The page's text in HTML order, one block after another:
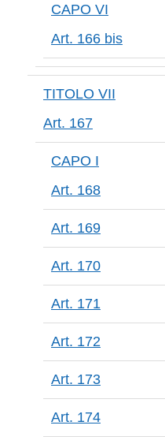
CAPO VI
Art. 166 bis
TITOLO VII
Art. 167
CAPO I
Art. 168
Art. 169
Art. 170
Art. 171
Art. 172
Art. 173
Art. 174